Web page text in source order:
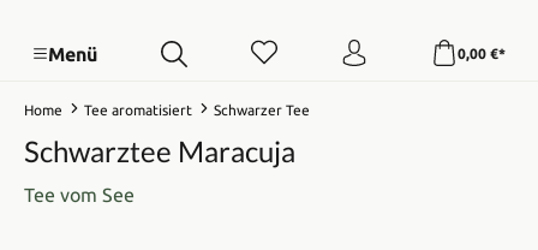
Menü 0,00 €*
Home Tee aromatisiert Schwarzer Tee
Schwarztee Maracuja
Tee vom See